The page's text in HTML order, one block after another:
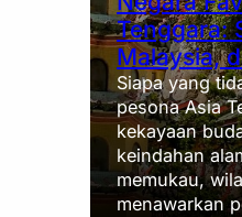
Tenggara:
Malaysia,
Siapa yang
pesona Asia
kekayaan
keindahan
memukau,
menawarkan